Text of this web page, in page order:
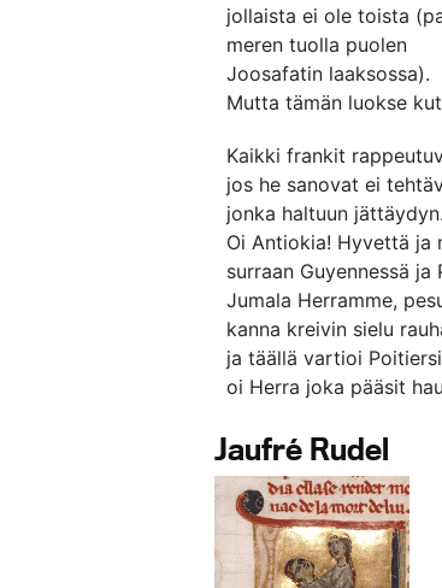
jollaista ei ole toista
meren tuolla puolen
Joosafatin laaksossa).
Mutta tämän luokse
Kaikki frankit
jos he sanovat ei
jonka haltuun jättäydyn.
Oi Antiokia! Hyvettä ja
surraan Guyennessä ja
Jumala Herramme,
kanna kreivin sielu
ja täällä vartioi
oi Herra joka pääsit
Jaufré Rudel